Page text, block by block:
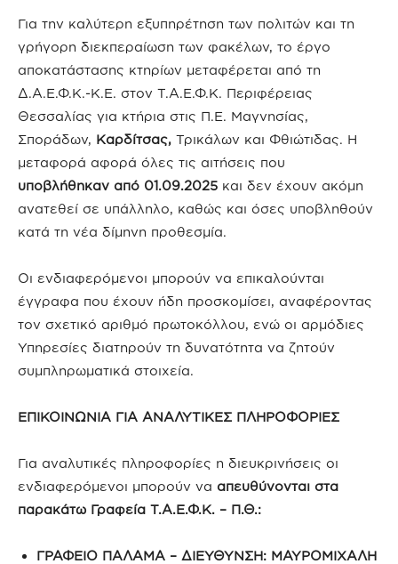
Για την καλύτερη εξυπηρέτηση των πολιτών και τη
γρήγορη διεκπεραίωση των φακέλων, το έργο
αποκατάστασης κτηρίων μεταφέρεται από τη
Δ.Α.Ε.Φ.Κ.-Κ.Ε. στον Τ.Α.Ε.Φ.Κ. Περιφέρειας
Θεσσαλίας για κτήρια στις Π.Ε. Μαγνησίας,
Σποράδων, Καρδίτσας, Τρικάλων και Φθιώτιδας. Η
μεταφορά αφορά όλες τις αιτήσεις που
υποβλήθηκαν από 01.09.2025 και δεν έχουν ακόμη
ανατεθεί σε υπάλληλο, καθώς και όσες υποβληθούν
κατά τη νέα δίμηνη προθεσμία.
Οι ενδιαφερόμενοι μπορούν να επικαλούνται
έγγραφα που έχουν ήδη προσκομίσει, αναφέροντας
τον σχετικό αριθμό πρωτοκόλλου, ενώ οι αρμόδιες
Υπηρεσίες διατηρούν τη δυνατότητα να ζητούν
συμπληρωματικά στοιχεία.
ΕΠΙΚΟΙΝΩΝΙΑ ΓΙΑ ΑΝΑΛΥΤΙΚΕΣ ΠΛΗΡΟΦΟΡΙΕΣ
Για αναλυτικές πληροφορίες η διευκρινήσεις οι
ενδιαφερόμενοι μπορούν να απευθύνονται στα
παρακάτω Γραφεία Τ.Α.Ε.Φ.Κ. – Π.Θ.:
ΓΡΑΦΕΙΟ ΠΑΛΑΜΑ – ΔΙΕΥΘΥΝΣΗ: ΜΑΥΡΟΜΙΧΑΛΗ